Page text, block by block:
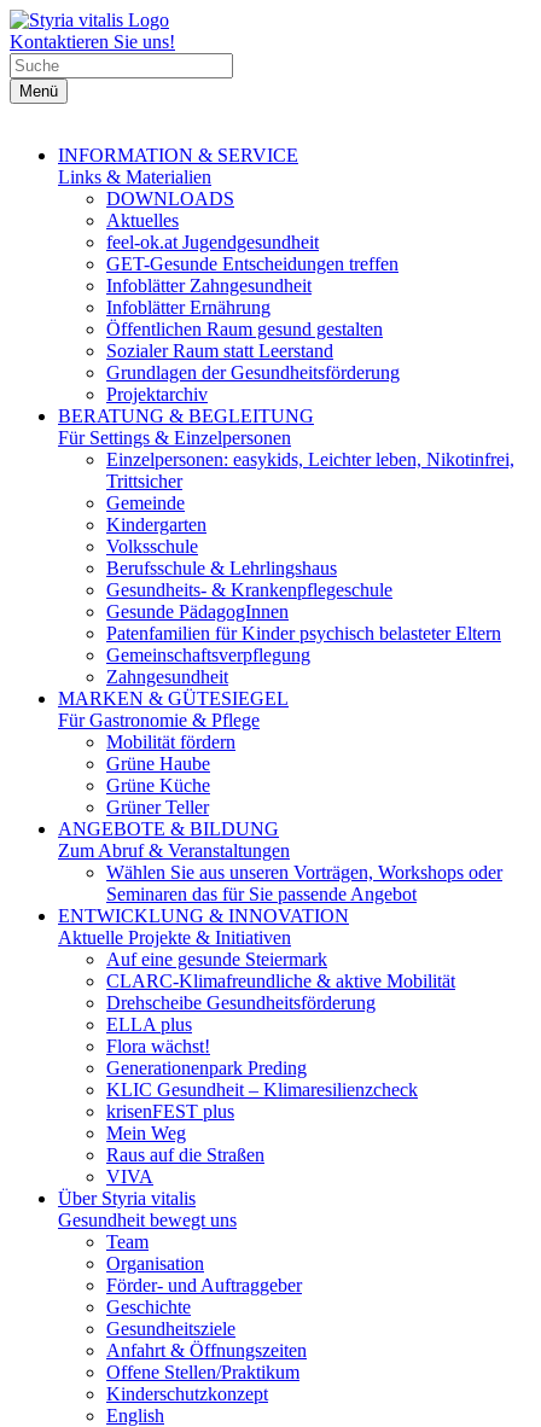
Kontaktieren Sie uns!
Menü
INFORMATION & SERVICE
Links & Materialien
DOWNLOADS
Aktuelles
feel-ok.at Jugendgesundheit
GET-Gesunde Entscheidungen treffen
Infoblätter Zahngesundheit
Infoblätter Ernährung
Öffentlichen Raum gesund gestalten
Sozialer Raum statt Leerstand
Grundlagen der Gesundheitsförderung
Projektarchiv
BERATUNG & BEGLEITUNG
Für Settings & Einzelpersonen
Einzelpersonen: easykids, Leichter leben, Nikotinfrei,
Trittsicher
Gemeinde
Kindergarten
Volksschule
Berufsschule & Lehrlingshaus
Gesundheits- & Krankenpflegeschule
Gesunde PädagogInnen
Patenfamilien für Kinder psychisch belasteter Eltern
Gemeinschaftsverpflegung
Zahngesundheit
MARKEN & GÜTESIEGEL
Für Gastronomie & Pflege
Mobilität fördern
Grüne Haube
Grüne Küche
Grüner Teller
ANGEBOTE & BILDUNG
Zum Abruf & Veranstaltungen
Wählen Sie aus unseren Vorträgen, Workshops oder
Seminaren das für Sie passende Angebot
ENTWICKLUNG & INNOVATION
Aktuelle Projekte & Initiativen
Auf eine gesunde Steiermark
CLARC-Klimafreundliche & aktive Mobilität
Drehscheibe Gesundheitsförderung
ELLA plus
Flora wächst!
Generationenpark Preding
KLIC Gesundheit – Klimaresilienzcheck
krisenFEST plus
Mein Weg
Raus auf die Straßen
VIVA
Über Styria vitalis
Gesundheit bewegt uns
Team
Organisation
Förder- und Auftraggeber
Geschichte
Gesundheitsziele
Anfahrt & Öffnungszeiten
Offene Stellen/Praktikum
Kinderschutzkonzept
English